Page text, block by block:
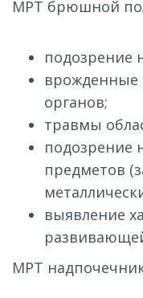
МРТ брюшной
подозрение
врожденные
органов;
травмы
подозрение
предметов
выявление
МРТ